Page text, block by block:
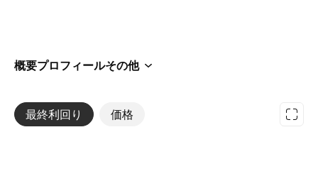
概要プロフィールその他
最終利回り 価格
その他